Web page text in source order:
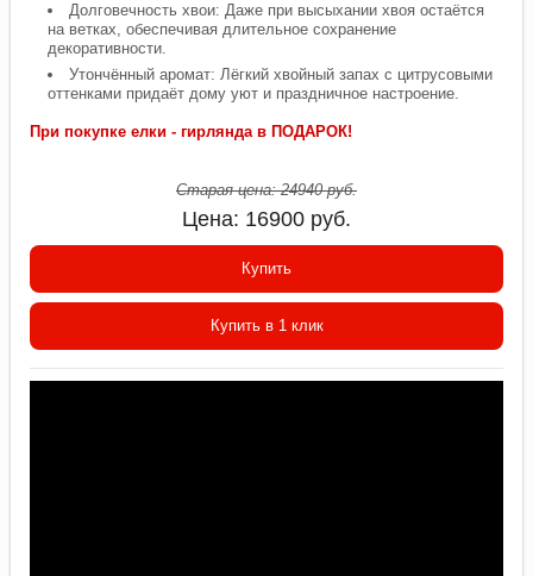
Долговечность хвои: Даже при высыхании хвоя остаётся
на ветках, обеспечивая длительное сохранение
декоративности.
Утончённый аромат: Лёгкий хвойный запах с цитрусовыми
оттенками придаёт дому уют и праздничное настроение.
При покупке елки - гирлянда в ПОДАРОК!
Старая цена:24940руб.
Цена: 16900 руб.
Купить
Купить в 1 клик